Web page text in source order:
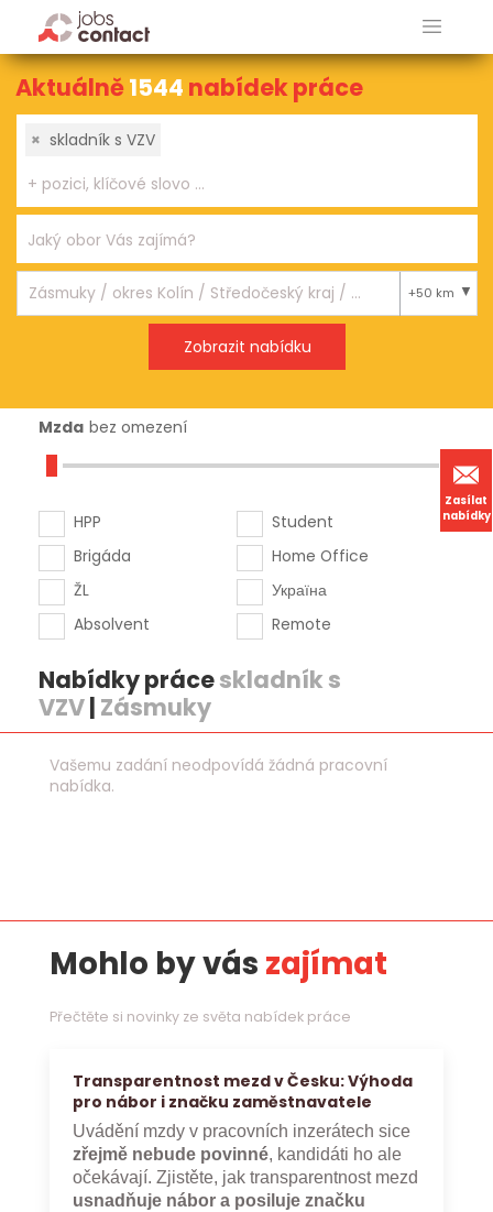
Zasílat
nabídky
Aktuálně1544 nabídek práce
× skladník s VZV
+50 km
Mzda bez omezení
HPP
Brigáda
ŽL
Absolvent
Student
Home Office
Україна
Remote
Nabídky práceskladník s
VZV| Zásmuky
Vašemu zadání neodpovídá žádná pracovní
nabídka.
Mohlo by vás zajímat
Přečtěte si novinky ze světa nabídek práce
Transparentnost mezd v Česku: Výhoda
pro nábor i značku zaměstnavatele
Uvádění mzdy v pracovních inzerátech sice
zřejmě nebude povinné, kandidáti ho ale
očekávají. Zjistěte, jak transparentnost mezd
usnadňuje nábor a posiluje značku